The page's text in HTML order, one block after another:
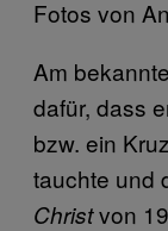
Fotos von
Am
dafür, dass
bzw. ein
tauchte und
Christvon